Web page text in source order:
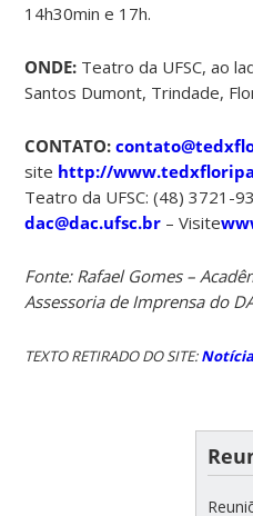
14h30min e 17h.
ONDE: Teatro da UFSC, ao
Santos Dumont, Trindade,
CONTATO:
site http://
Teatro da UFSC: (48) 3721-
dac@dac.ufsc.br – Visite
Fonte: Rafael Gomes –
Assessoria de Imprensa do
TEXTO RETIRADO DO SITE: